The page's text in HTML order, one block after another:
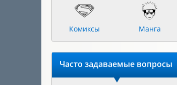
Комиксы Манга
Часто задаваемые вопросы